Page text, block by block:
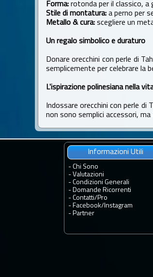
Forma:rotonda per il classico, a
Stile di montatura:a perno per
Metallo & cura:scegliere un
Un regalo simbolico e duraturo
Donare orecchini con perle di
semplicemente per celebrare la
L'ispirazione polinesiana nella
Indossare orecchini con perle
non sono semplici accessori,
Informazioni Utili
- Chi Sono
- Valutazioni
- Condizioni Generali
- Domande Ricorrenti
- Contatti/Pro
- Facebook/Instagram
- Partner